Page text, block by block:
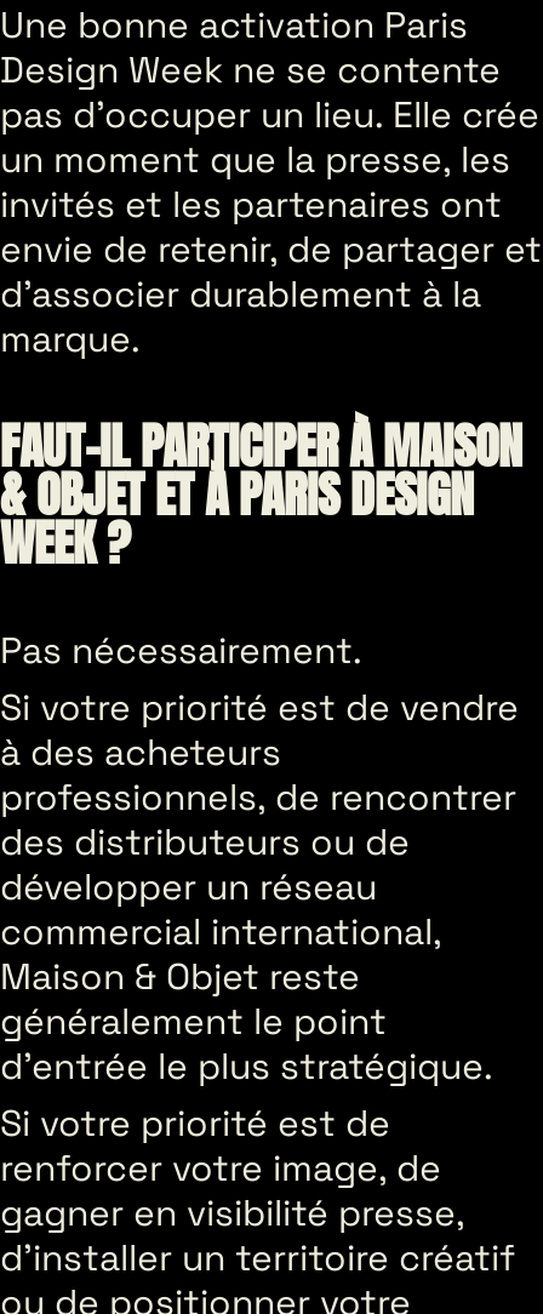
Une bonne activation Paris
Design Week ne se contente
pas d’occuper un lieu. Elle crée
un moment que la presse, les
invités et les partenaires ont
envie de retenir, de partager et
d’associer durablement à la
marque.
FAUT-IL PARTICIPER À MAISON
& OBJET ET À PARIS DESIGN
WEEK ?
Pas nécessairement.
Si votre priorité est de vendre
à des acheteurs
professionnels, de rencontrer
des distributeurs ou de
développer un réseau
commercial international,
Maison & Objet reste
généralement le point
d’entrée le plus stratégique.
Si votre priorité est de
renforcer votre image, de
gagner en visibilité presse,
d’installer un territoire créatif
ou de positionner votre